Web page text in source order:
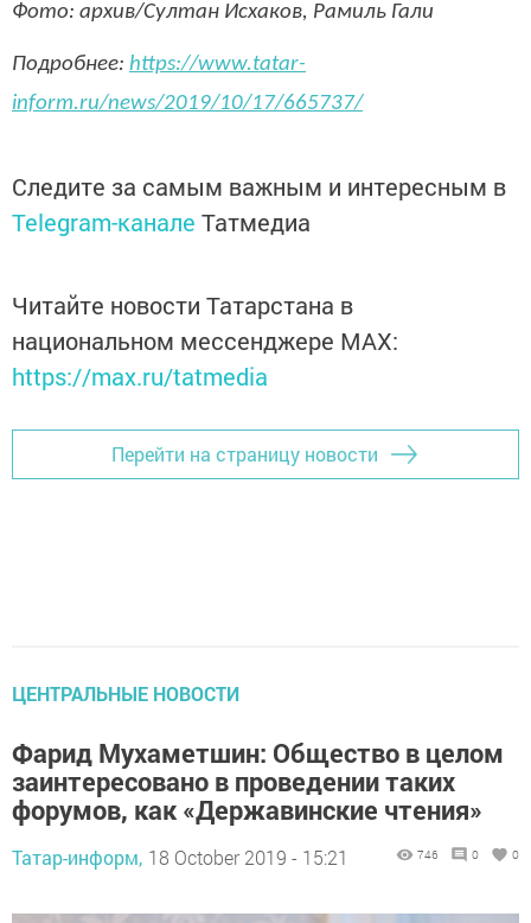
Фото: архив/Султан Исхаков, Рамиль Гали
Подробнее: https://www.tatar-
inform.ru/news/2019/10/17/665737/
Следите за самым важным и интересным в
Telegram-канале Татмедиа
Читайте новости Татарстана в
национальном мессенджере MАХ:
https://max.ru/tatmedia
Перейти на страницу новости
ЦЕНТРАЛЬНЫЕ НОВОСТИ
Фарид Мухаметшин: Общество в целом
заинтересовано в проведении таких
форумов, как «Державинские чтения»
Татар-информ, 18 October 2019 - 15:21 746 0 0